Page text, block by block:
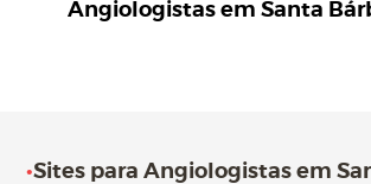
Angiologistas em Santa
•Sites para Angiologistas em